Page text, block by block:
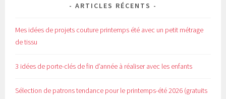
ARTICLES RÉCENTS
Mes idées de projets couture printemps été avec un petit métrage
de tissu
3 idées de porte-clés de fin d’année à réaliser avec les enfants
Sélection de patrons tendance pour le printemps-été 2026 (gratuits